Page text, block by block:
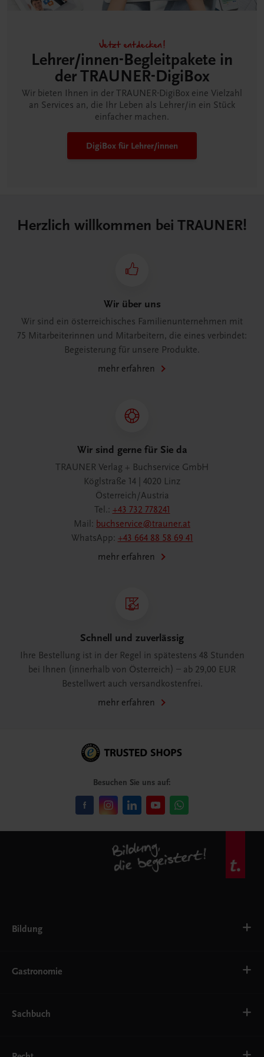
Jetzt entdecken!
Lehrer/innen-Begleitpakete in
der TRAUNER-DigiBox
Wir bieten Ihnen in der TRAUNER-DigiBox eine Vielzahl
an Services an, die Ihr Leben als Lehrer/in ein Stück
einfacher machen.
DigiBox für Lehrer/innen
Herzlich willkommen bei TRAUNER!
Wir über uns
Wir sind ein österreichisches Familienunternehmen mit
75 Mitarbeiterinnen und Mitarbeitern, die eines verbindet:
Begeisterung für unsere Produkte.
mehr erfahren
Wir sind gerne für Sie da
TRAUNER Verlag + Buchservice GmbH
Köglstraße 14 | 4020 Linz
Österreich/Austria
Tel.: +43 732 778241
Mail: buchservice@trauner.at
WhatsApp: +43 664 88 58 69 41
mehr erfahren
Schnell und zuverlässig
Ihre Bestellung ist in der Regel in spätestens 48 Stunden
bei Ihnen (innerhalb von Österreich) – ab 29,00 EUR
Bestellwert auch versandkostenfrei.
mehr erfahren
Besuchen Sie uns auf:
Bildung
AHS
EWF/ZWF
FW
Gastronomie
Getränke
Service
Sachbuch